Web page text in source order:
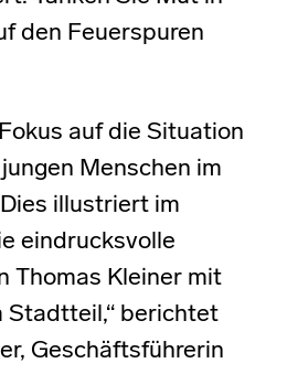
den Feuerspuren
auf die Situation
Menschen im
illustriert im
eindrucksvolle
Thomas Kleiner mit
Stadtteil,“ berichtet
Geschäftsführerin